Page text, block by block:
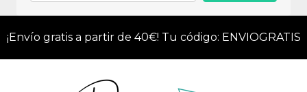
¡Envío gratis a partir de 40€! Tu código: ENVIOGRATIS